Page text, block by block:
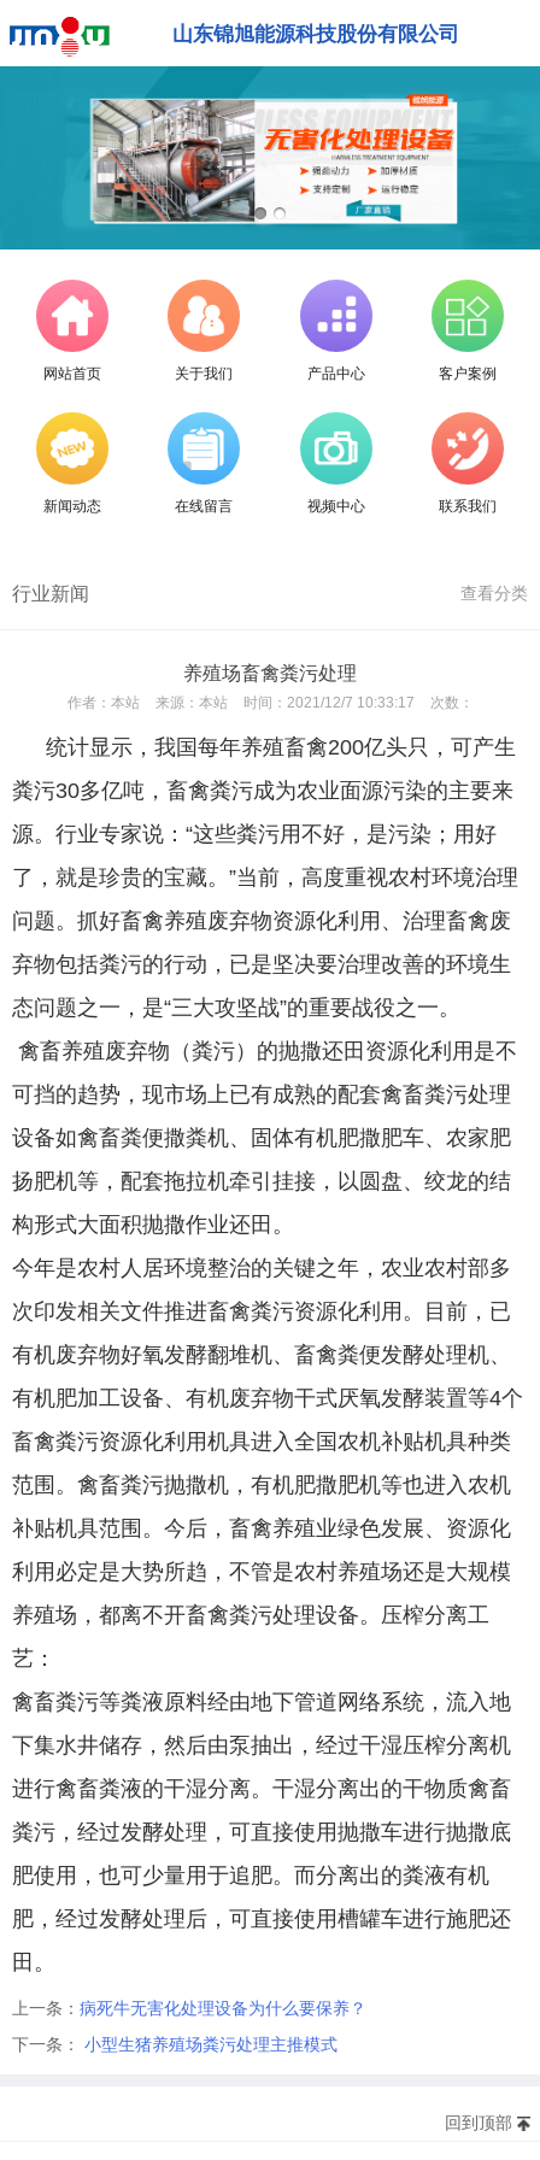
山东锦旭能源科技股份有限公司
网站首页 关于我们 产品中心 客户案例
新闻动态 在线留言 视频中心 联系我们
行业新闻 查看分类
养殖场畜禽粪污处理
作者： 本站 来源： 本站 时间： 2021/12/7 10:33:17 次数：
统计显示，我国每年养殖畜禽200亿头只，可产生
粪污30多亿吨，畜禽粪污成为农业面源污染的主要来
源。行业专家说：“这些粪污用不好，是污染；用好
了，就是珍贵的宝藏。”当前，高度重视农村环境治理
问题。抓好畜禽养殖废弃物资源化利用、治理畜禽废
弃物包括粪污的行动，已是坚决要治理改善的环境生
态问题之一，是“三大攻坚战”的重要战役之一。
禽畜养殖废弃物（粪污）的抛撒还田资源化利用是不
可挡的趋势，现市场上已有成熟的配套禽畜粪污处理
设备如禽畜粪便撒粪机、固体有机肥撒肥车、农家肥
扬肥机等，配套拖拉机牵引挂接，以圆盘、绞龙的结
构形式大面积抛撒作业还田。
今年是农村人居环境整治的关键之年，农业农村部多
次印发相关文件推进畜禽粪污资源化利用。目前，已
有机废弃物好氧发酵翻堆机、畜禽粪便发酵处理机、
有机肥加工设备、有机废弃物干式厌氧发酵装置等4个
畜禽粪污资源化利用机具进入全国农机补贴机具种类
范围。禽畜粪污抛撒机，有机肥撒肥机等也进入农机
补贴机具范围。今后，畜禽养殖业绿色发展、资源化
利用必定是大势所趋，不管是农村养殖场还是大规模
养殖场，都离不开畜禽粪污处理设备。压榨分离工
艺：
禽畜粪污等粪液原料经由地下管道网络系统，流入地
下集水井储存，然后由泵抽出，经过干湿压榨分离机
进行禽畜粪液的干湿分离。干湿分离出的干物质禽畜
粪污，经过发酵处理，可直接使用抛撒车进行抛撒底
肥使用，也可少量用于追肥。而分离出的粪液有机
肥，经过发酵处理后，可直接使用槽罐车进行施肥还
田。
上一条： 病死牛无害化处理设备为什么要保养？
下一条：
小型生猪养殖场粪污处理主推模式
回到顶部